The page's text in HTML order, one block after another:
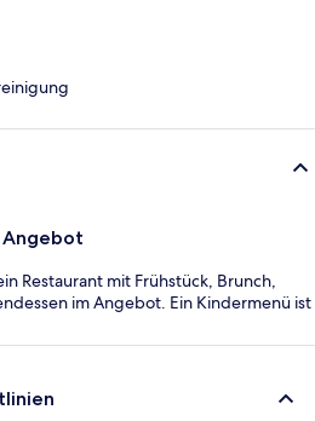
Angebot
ein Restaurant mit Frühstück, Brunch,
im Angebot. Ein Kindermenü ist